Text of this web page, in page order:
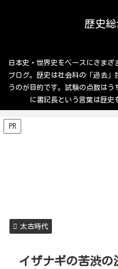
歴史
日本史・世界史をベースにさま
ブログ。歴史は社会科の「過去
うのが目的です。試験の点数は
に書記長という言葉は歴史
PR
太古時代
イザナギの苦渋の